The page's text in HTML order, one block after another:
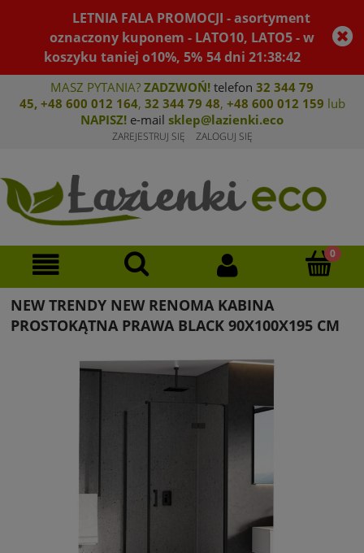
LETNIA FALA PROMOCJI - asortyment
oznaczony kuponem - LATO10, LATO5 - w
koszyku taniej o10%, 5% 54dni21:38:42
MASZ PYTANIA? ZADZWOŃ! telefon 32 344 79
45, +48 600 012 164, 32 344 79 48, +48 600 012 159 lub
NAPISZ! e-mail sklep@lazienki.eco
ZAREJESTRUJ SIĘ ZALOGUJ SIĘ
NEW TRENDY NEW RENOMA KABINA
PROSTOKĄTNA PRAWA BLACK 90X100X195 CM